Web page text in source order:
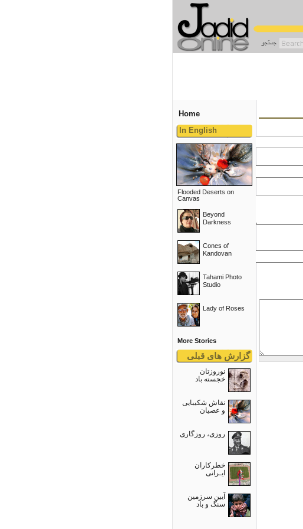
Home
In English
Flooded Deserts on
Canvas
Beyond
Darkness
Cones of
Kandovan
Tahami Photo
Studio
Lady of Roses
More Stories
گزارش های قبلی
نوروزتان
خجسته باد
نقاش شکیبایی
و عصيان
روزی، روزگاری
خطرکاران
ایـرانی
آیین سرزمین
سنگ و باد